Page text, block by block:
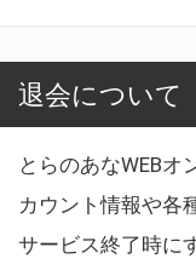
退会について
とらのあなWEB
カウント情報や各
サービス終了時に